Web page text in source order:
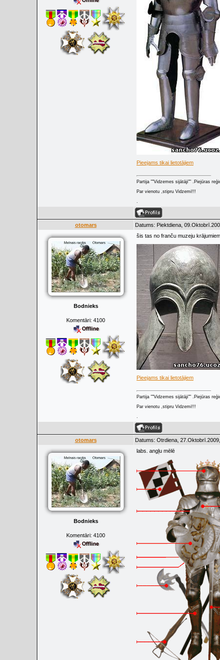
Pieejams tikai lietotājiem
Partija ""Vidzemes sijātāji"" .Piejūras
Par vienotu ,stipru Vidzemi!!!
otomars Datums: Piektdiena,
Bodnieks
Komentāri: 4100
šis tas no franču muzeju
Pieejams tikai lietotājiem
Partija ""Vidzemes sijātāji"" .Piejūras
Par vienotu ,stipru Vidzemi!!!
otomars Datums: Otrdiena,
Bodnieks
Komentāri: 4100
labs. angļu mēlē